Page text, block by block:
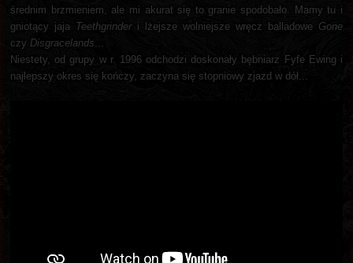
średnim brzmieniem, ale mi akurat się to granie spodobało. Mamy tu i
gniotący jaja Teethgrinderi lżejsze wolniejsze wręcz balladowe Gone
czy Disgracelands
Niestety, od grupy w r. 1996 odchodzi doskonały bębniarz Fyfe Ewing i
najlepszy okres się kończy, zaczyna się stopniowy zjazd w dół...